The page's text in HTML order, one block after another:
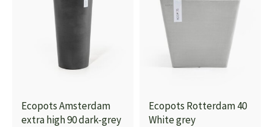
Ecopots Amsterdam
extra high 90 dark-grey
Ecopots Rotterdam 40
White grey